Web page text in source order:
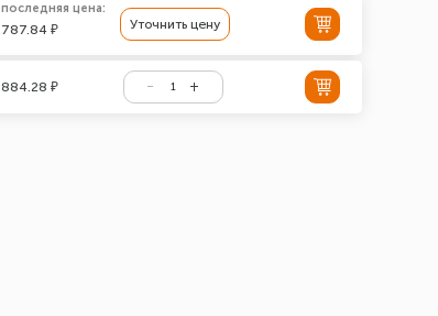
последняя цена:
787.84 ₽ Уточнить цену
884.28 ₽